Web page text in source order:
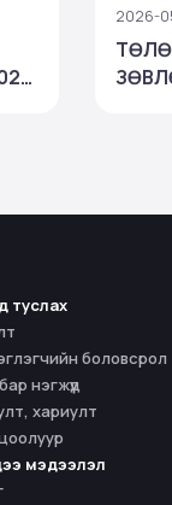
2026-
туслах
боловсрол
нэгжүүд
хариулт
мэдээлэл